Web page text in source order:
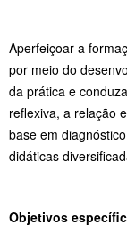
Aperfeiçoar a
por meio do
da prática e
reflexiva, a relação
base em
didáticas
Objetivos